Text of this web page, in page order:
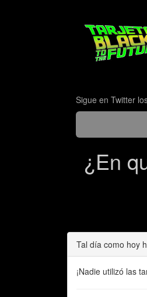
Sigue en Twitter
¿En
Tal día como hoy
¡Nadie utilizó las